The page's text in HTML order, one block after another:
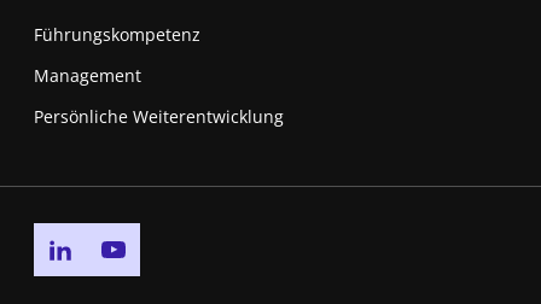
Führungskompetenz
Management
Persönliche Weiterentwicklung
Go to linkedin page